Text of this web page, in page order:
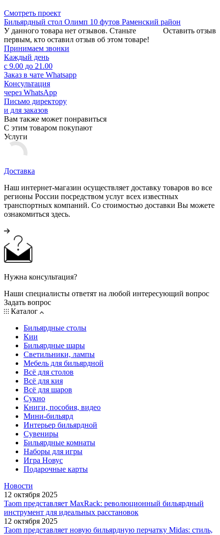
Смотреть проект
Бильярдный стол Олимп 10 футов Раменский район
Оставить отзыв
У данного товара нет отзывов. Станьте
первым, кто оставил отзыв об этом товаре!
Принимаем звонки
Каждый день
с 9.00 до 21.00
Заказ в чате Whatsapp
Консультация
через WhatsApp
Письмо директору
и для заказов
Вам также может понравиться
С этим товаром покупают
Услуги
Доставка
Наш интернет-магазин осуществляет доставку товаров во все
регионы России посредством услуг всех известных
транспортных компаний. Со стоимостью доставки Вы можете
ознакомиться здесь.
Нужна консультация?
Наши специалисты ответят на любой интересующий вопрос
Задать вопрос
Каталог
Бильярдные столы
Кии
Бильярдные шары
Светильники, лампы
Мебель для бильярдной
Всё для столов
Всё для кия
Всё для шаров
Сукно
Книги, пособия, видео
Мини-бильярд
Интерьер бильярдной
Сувениры
Бильярдные комнаты
Наборы для игры
Игра Новус
Подарочные карты
Новости
12 октября 2025
Taom представляет MaxRack: революционный бильярдный
инструмент для идеальных расстановок
12 октября 2025
Taom представляет новую бильярдную перчатку Midas: стиль,